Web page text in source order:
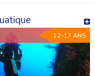
12-17 ANS